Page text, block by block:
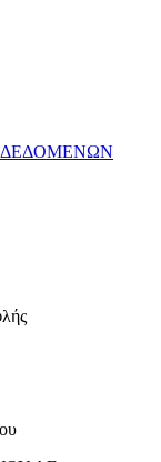
ΔΕΔΟΜΕΝΩΝ